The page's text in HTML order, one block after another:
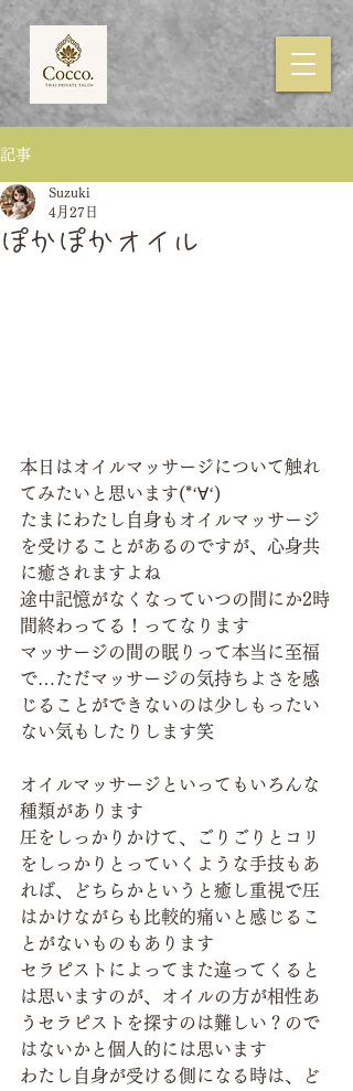
記事
ぽかぽかオイル
Suzuki
4月27日
本日はオイルマッサージについて触れ
てみたいと思います(*‘∀‘)
たまにわたし自身もオイルマッサージ
を受けることがあるのですが、心身共
に癒されますよね
途中記憶がなくなっていつの間にか2時
間終わってる！ってなります
マッサージの間の眠りって本当に至福
で…ただマッサージの気持ちよさを感
じることができないのは少しもったい
ない気もしたりします笑
オイルマッサージといってもいろんな
種類があります
圧をしっかりかけて、ごりごりとコリ
をしっかりとっていくような手技もあ
れば、どちらかというと癒し重視で圧
はかけながらも比較的痛いと感じるこ
とがないものもあります
セラピストによってまた違ってくると
は思いますのが、オイルの方が相性あ
うセラピストを探すのは難しい？ので
はないかと個人的には思います
わたし自身が受ける側になる時は、ど